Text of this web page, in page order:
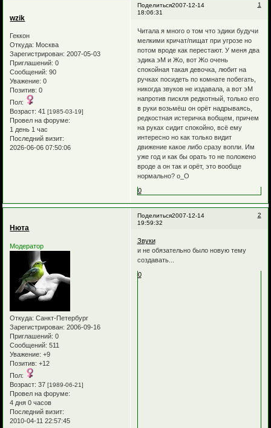
Поделиться 1
2007-12-14
18:06:31
wzik
Геккон
Откуда: Москва
Зарегистрирован: 2007-05-03
Приглашений: 0
Сообщений: 90
Уважение: 0
Позитив: 0
Пол:
Возраст: 41[1985-03-19]
Провел на форуме:
1 день 1 час
Последний визит:
2026-06-06 07:50:06
Читала я много о том что эдики будучи
мелкими кричат/пищат при угрозе но
потом вроде как перестают. У меня два
эдика эМ и Жо, вот Жо очень
спокойная такая девочка, любит на
ручках посидеть по комнате побегать,
никогда звуков не издавала, а вот эМ
напротив пискля редкотный, только его
в руки возьмёш он орёт надрываясь,
редкостная истеричка вобщем, причем
на руках сидит спокойно, всё ему
интересно но как только видит
движение какое либо сразу вопли. Им
уже год и как бы орать то не положено
вроде а он так и орёт, это вообще
нормально? о_О
0
Поделиться 2
2007-12-14
19:59:32
Нюта
Модератор
Откуда: Санкт-Петербург
Зарегистрирован: 2006-09-16
Приглашений: 0
Сообщений: 511
Уважение: +9
Позитив: +12
Пол:
Возраст: 37[1989-06-21]
Провел на форуме:
4 дня 0 часов
Последний визит:
2010-04-11 22:57:45
Звуки
и не обязательно было новую тему
создавать...
0